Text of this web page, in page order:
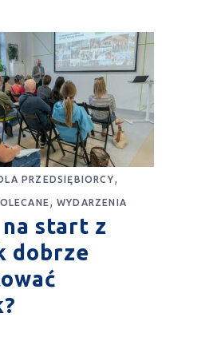
PRZEDSIĘBIORCY,
, WYDARZENIA
start z
dobrze